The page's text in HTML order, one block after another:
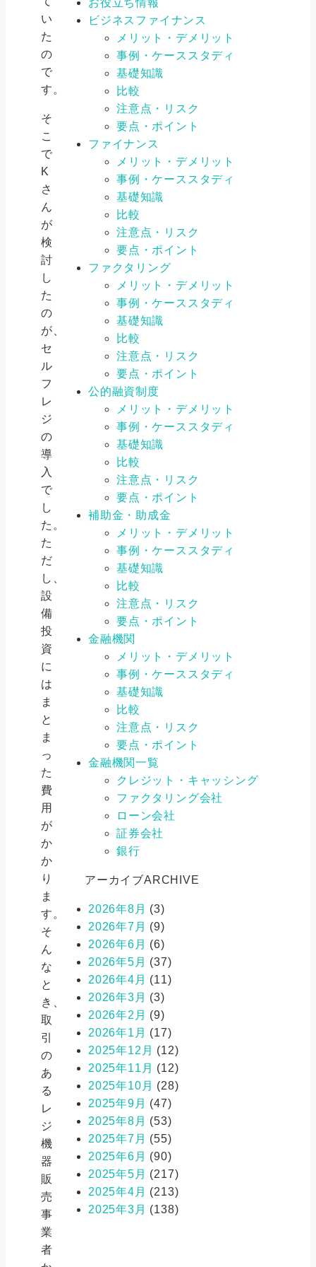
い
た
の
で
す。
そ
こ
で
K
さ
ん
が
検
討
し
た
の
が、
セ
ル
フ
レ
ジ
の
導
入
で
し
た。
た
だ
し、
設
備
投
資
に
は
ま
と
ま
っ
た
費
用
が
か
か
り
ま
す。
そ
ん
な
と
き、
取
引
の
あ
る
レ
ジ
機
器
販
売
事
業
者
お役立ち情報
ビジネスファイナンス
メリット・デメリット
事例・ケーススタディ
基礎知識
比較
注意点・リスク
要点・ポイント
ファイナンス
メリット・デメリット
事例・ケーススタディ
基礎知識
比較
注意点・リスク
要点・ポイント
ファクタリング
メリット・デメリット
事例・ケーススタディ
基礎知識
比較
注意点・リスク
要点・ポイント
公的融資制度
メリット・デメリット
事例・ケーススタディ
基礎知識
比較
注意点・リスク
要点・ポイント
補助金・助成金
メリット・デメリット
事例・ケーススタディ
基礎知識
比較
注意点・リスク
要点・ポイント
金融機関
メリット・デメリット
事例・ケーススタディ
基礎知識
比較
注意点・リスク
要点・ポイント
金融機関一覧
クレジット・キャッシング
ファクタリング会社
ローン会社
証券会社
銀行
アーカイブARCHIVE
2026年8月 (3)
2026年7月 (9)
2026年6月 (6)
2026年5月 (37)
2026年4月 (11)
2026年3月 (3)
2026年2月 (9)
2026年1月 (17)
2025年12月 (12)
2025年11月 (12)
2025年10月 (28)
2025年9月 (47)
2025年8月 (53)
2025年7月 (55)
2025年6月 (90)
2025年5月 (217)
2025年4月 (213)
2025年3月 (138)